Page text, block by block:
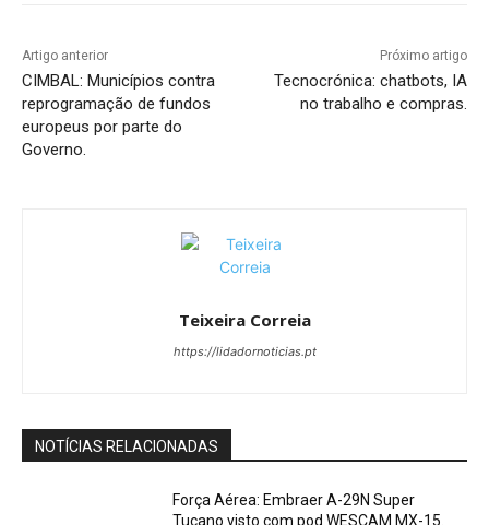
Artigo anterior
CIMBAL: Municípios contra
reprogramação de fundos
europeus por parte do
Governo.
Próximo artigo
Tecnocrónica: chatbots, IA
no trabalho e compras.
Teixeira Correia
https://lidadornoticias.pt
NOTÍCIAS RELACIONADAS
Força Aérea: Embraer A-29N Super
Tucano visto com pod WESCAM MX-15.